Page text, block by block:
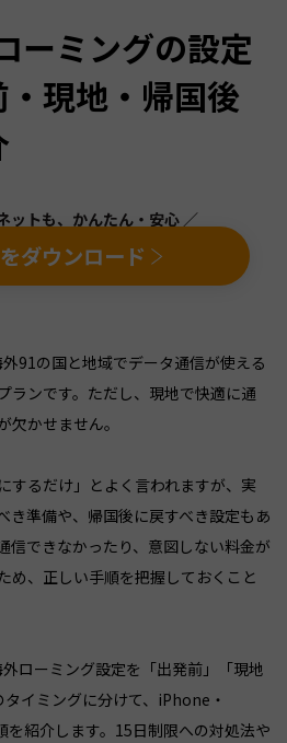
ーミングの設定
現地・帰国後
ットも、かんたん・安心 ／
ダウンロード
91の国と地域でデータ通信が使える
ランです。ただし、現地で快適に通
かせません。
するだけ」とよく言われますが、実
き準備や、帰国後に戻すべき設定もあ
信できなかったり、意図しない料金が
め、正しい手順を把握しておくこと
ローミング設定を「出発前」「現地
イミングに分けて、iPhone・
紹介します。15日制限への対処法や